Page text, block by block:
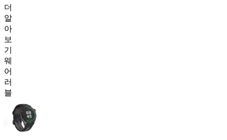
더
알
아
보
기
웨
어
러
블